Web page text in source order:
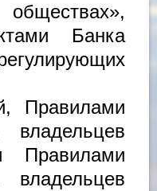
Банка
Правилами
владельцев
Правилами
владельцев